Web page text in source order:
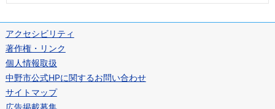
アクセシビリティ
著作権・リンク
個人情報取扱
中野市公式HPに関するお問い合わせ
サイトマップ
広告掲載募集